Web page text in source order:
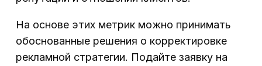
На основе этих метрик можно принимать
обоснованные решения о корректировке
рекламной стратегии. Подайте заявку на